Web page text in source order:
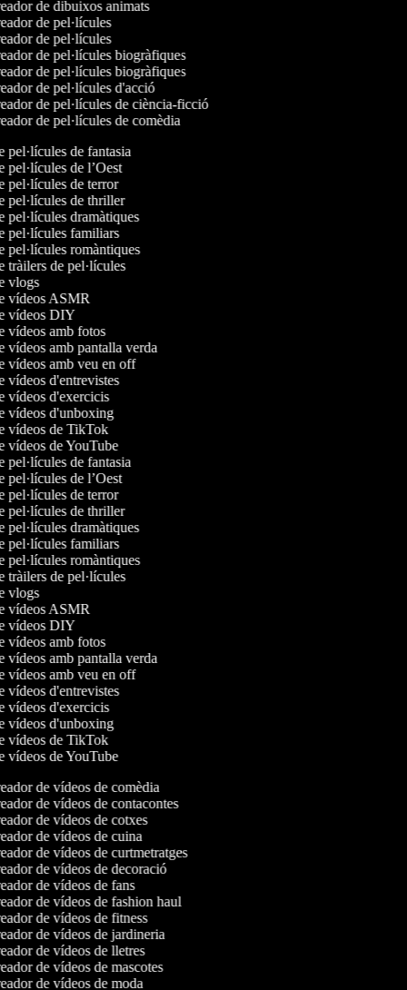
de dibuixos animats
de pel·lícules
de pel·lícules
de pel·lícules biogràfiques
de pel·lícules biogràfiques
de pel·lícules d'acció
de pel·lícules de ciència-ficció
de pel·lícules de comèdia
pel·lícules de fantasia
pel·lícules de l’Oest
pel·lícules de terror
pel·lícules de thriller
pel·lícules dramàtiques
pel·lícules familiars
pel·lícules romàntiques
tràilers de pel·lícules
vlogs
vídeos ASMR
vídeos DIY
vídeos amb fotos
vídeos amb pantalla verda
vídeos amb veu en off
vídeos d'entrevistes
vídeos d'exercicis
vídeos d'unboxing
vídeos de TikTok
vídeos de YouTube
pel·lícules de fantasia
pel·lícules de l’Oest
pel·lícules de terror
pel·lícules de thriller
pel·lícules dramàtiques
pel·lícules familiars
pel·lícules romàntiques
tràilers de pel·lícules
vlogs
vídeos ASMR
vídeos DIY
vídeos amb fotos
vídeos amb pantalla verda
vídeos amb veu en off
vídeos d'entrevistes
vídeos d'exercicis
vídeos d'unboxing
vídeos de TikTok
vídeos de YouTube
de vídeos de comèdia
de vídeos de contacontes
de vídeos de cotxes
de vídeos de cuina
de vídeos de curtmetratges
de vídeos de decoració
de vídeos de fans
de vídeos de fashion haul
de vídeos de fitness
de vídeos de jardineria
de vídeos de lletres
de vídeos de mascotes
de vídeos de moda